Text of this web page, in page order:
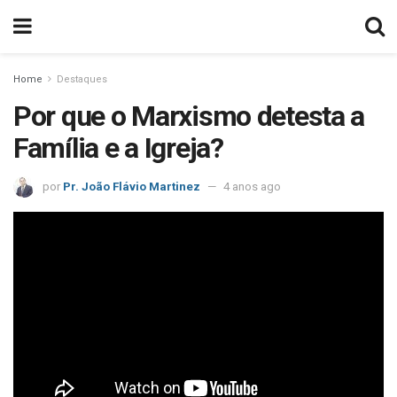
Home Destaques
Por que o Marxismo detesta a
Família e a Igreja?
por Pr. João Flávio Martinez 4 anos ago